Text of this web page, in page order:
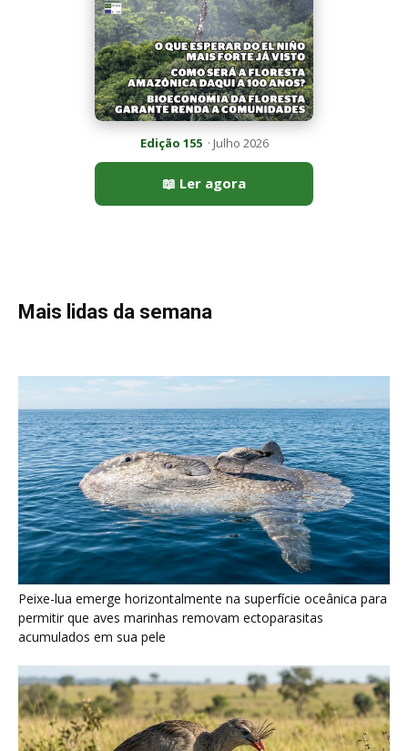
Mais lidas da semana
Peixe-lua emerge horizontalmente na superfície oceânica para
permitir que aves marinhas removam ectoparasitas
Seriema utiliza pernas longas e arremessa serpentes contra
rochas para subjugar presas peçonhentas nos campos